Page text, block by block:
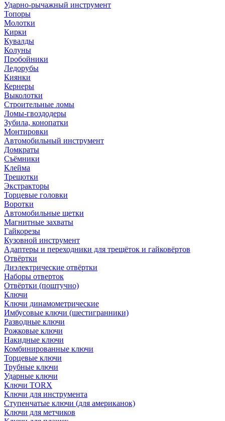
Ударно-рычажный инструмент
Топоры
Молотки
Кирки
Кувалды
Колуны
Пробойники
Ледорубы
Киянки
Кернеры
Выколотки
Строительные ломы
Ломы-гвоздодеры
Зубила, конопатки
Монтировки
Автомобильный инструмент
Домкраты
Съёмники
Клейма
Трещотки
Экстракторы
Торцевые головки
Воротки
Автомобильные щетки
Магнитные захваты
Гайкорезы
Кузовной инструмент
Адаптеры и переходники для трещёток и гайковёртов
Отвёртки
Диэлектрические отвёртки
Наборы отверток
Отвёртки (поштучно)
Ключи
Ключи динамометрические
Имбусовые ключи (шестигранники)
Разводные ключи
Рожковые ключи
Накидные ключи
Комбинированные ключи
Торцевые ключи
Трубные ключи
Ударные ключи
Ключи TORX
Ключи для инструмента
Ступенчатые ключи (для американок)
Ключи для метчиков